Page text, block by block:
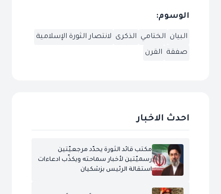
الوسوم:
البيان الختامي الذكرى
لانتصار الثورة الإسلامية
صفقة
القرن
احدث الاخبار
مكتب قائد الثورة يحدّد مرجعيّتين
رسميّتين لأخبار سماحته ويكذّب ادعاءات
استقالة الرئيس بزشكيان